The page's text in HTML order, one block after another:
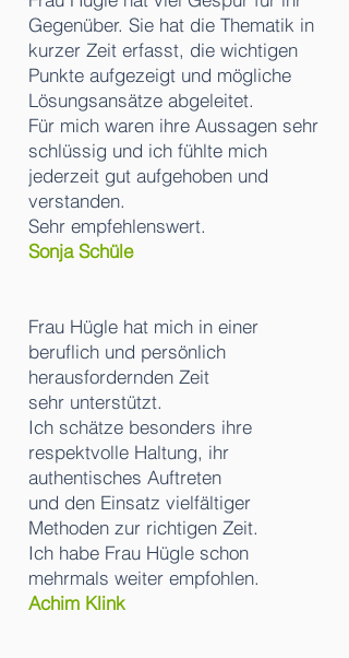
Gegenüber. Sie hat die Thematik in
kurzer Zeit erfasst, die wichtigen
Punkte aufgezeigt und mögliche
Lösungsansätze abgeleitet.
Für mich waren ihre Aussagen sehr
schlüssig und ich fühlte mich
jederzeit gut aufgehoben und
verstanden.
Sehr empfehlenswert.
Sonja Schüle
Frau Hügle hat mich in einer
beruflich und persönlich
herausfordernden Zeit
sehr unterstützt.
Ich schätze besonders ihre
respektvolle Haltung, ihr
authentisches Auftreten
und den Einsatz vielfältiger
Methoden zur richtigen Zeit.
Ich habe Frau Hügle schon
mehrmals weiter empfohlen.
Achim Klink